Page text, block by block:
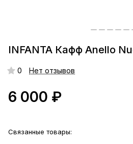
INFANTA Кафф Anello
0 Нет отзывов
6 000 ₽
Связанные товары: